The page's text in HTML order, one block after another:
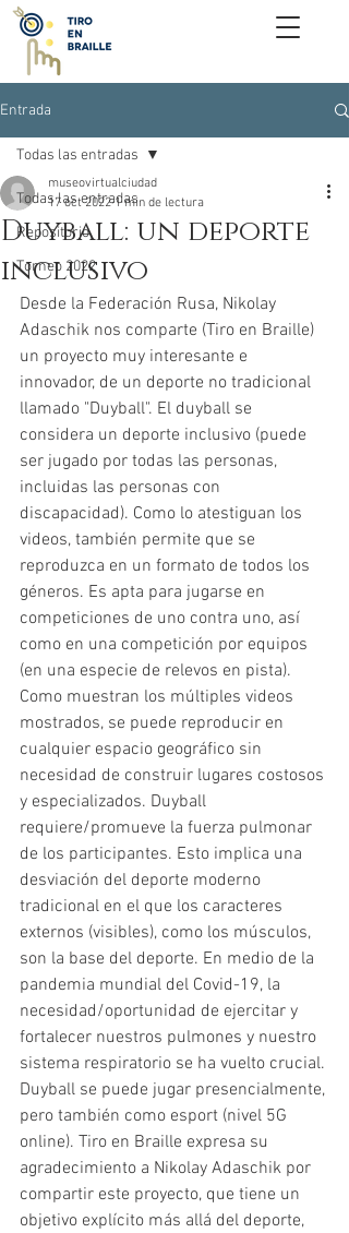
Entrada
Todas las entradas
Repositorio
Torneo 2022
Todas las entradas
Duyball: un deporte
inclusivo
museovirtualciudad
17 oct 2022 1 min de lectura
Desde la Federación Rusa, Nikolay
Adaschik nos comparte (Tiro en Braille)
un proyecto muy interesante e
innovador, de un deporte no tradicional
llamado "Duyball". El duyball se
considera un deporte inclusivo (puede
ser jugado por todas las personas,
incluidas las personas con
discapacidad). Como lo atestiguan los
videos, también permite que se
reproduzca en un formato de todos los
géneros. Es apta para jugarse en
competiciones de uno contra uno, así
como en una competición por equipos
(en una especie de relevos en pista).
Como muestran los múltiples videos
mostrados, se puede reproducir en
cualquier espacio geográfico sin
necesidad de construir lugares costosos
y especializados. Duyball
requiere/promueve la fuerza pulmonar
de los participantes. Esto implica una
desviación del deporte moderno
tradicional en el que los caracteres
externos (visibles), como los músculos,
son la base del deporte. En medio de la
pandemia mundial del Covid-19, la
necesidad/oportunidad de ejercitar y
fortalecer nuestros pulmones y nuestro
sistema respiratorio se ha vuelto crucial.
Duyball se puede jugar presencialmente,
pero también como esport (nivel 5G
online). Tiro en Braille expresa su
agradecimiento a Nikolay Adaschik por
compartir este proyecto, que tiene un
objetivo explícito más allá del deporte,